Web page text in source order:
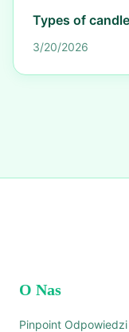
Types of candle
3/20/2026
O Nas
Pinpoint Odpowiedzi